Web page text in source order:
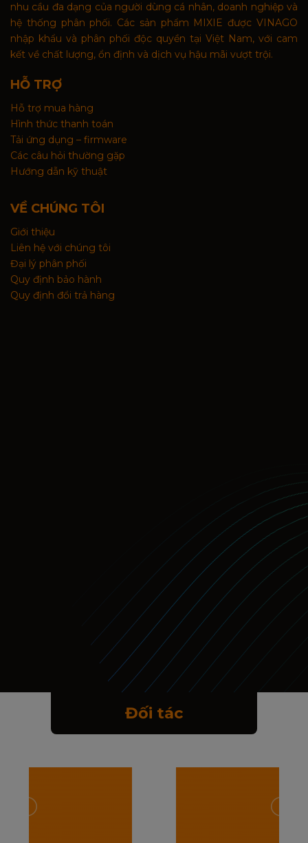
nhu cầu đa dạng của người dùng cá nhân, doanh nghiệp và
hệ thống phân phối. Các sản phẩm MIXIE được VINAGO
nhập khẩu và phân phối độc quyền tại Việt Nam, với cam
kết về chất lượng, ổn định và dịch vụ hậu mãi vượt trội.
HỖ TRỢ
Hỗ trợ mua hàng
Hình thức thanh toán
Tải ứng dụng – firmware
Các câu hỏi thường gặp
Hướng dẫn kỹ thuật
VỀ CHÚNG TÔI
Giới thiệu
Liên hệ với chúng tôi
Đại lý phân phối
Quy định bảo hành
Quy định đổi trả hàng
Đối tác